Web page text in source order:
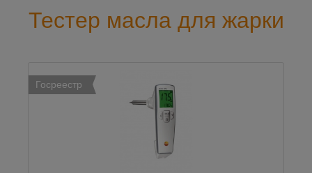
Тестер масла для жарки
Госреестр